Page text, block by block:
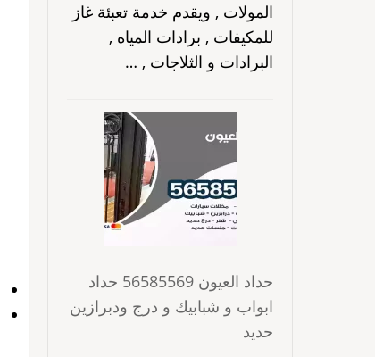
المولات , ويقدم خدمة تعبئة غاز
للمكيفات , برادات المياه ,
البرادات و الثلاجات , …
حداد العيون 56585569 حداد
ابواب و شبابيك و درج ودبرازين
حديد